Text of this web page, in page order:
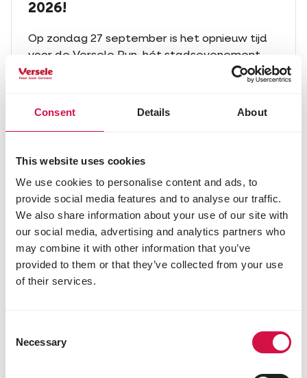
Consent Details About
This website uses cookies
We use cookies to personalise content and ads, to
provide social media features and to analyse our traffic.
We also share information about your use of our site with
our social media, advertising and analytics partners who
may combine it with other information that you’ve
provided to them or that they’ve collected from your use
of their services.
Selection
Necessary
2026!
Op zondag 27 september is het opnieuw tijd
voor de Versele Run, hét stadsevenement
dat start en eindigt op de Markt in Deinze en